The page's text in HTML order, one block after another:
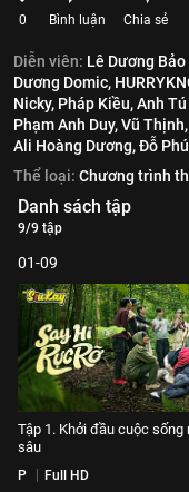
0 Bình luận Chia sẻ
Diễn viên: Lê Dương Bảo
Dương Domic,
Nicky, Pháp Kiều,Anh
Phạm Anh Duy,Vũ Thịnh,
Ali Hoàng Dương,Đỗ
Thể loại: Chương trình
Danh sách tập
9/9 tập
01-09
Tập 1. Khởi đầu cuộc sống
sâu
P Full HD